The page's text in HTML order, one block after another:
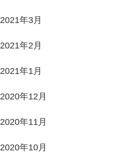
2021年3月
2021年2月
2021年1月
2020年12月
2020年11月
2020年10月